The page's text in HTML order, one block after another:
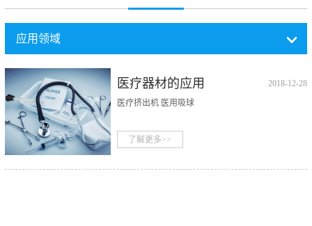
应用领域
医疗器材的应用
（THE
MEDICAL
2018-12-28
医疗挤出机 医用吸球
了解更多>>